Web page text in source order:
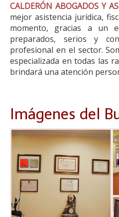
CALDERÓN ABOGADOS Y
mejor asistencia jurídica,
momento, gracias a un
preparados, serios y
profesional en el sector.
especializada en todas las
brindará una atención
Imágenes del